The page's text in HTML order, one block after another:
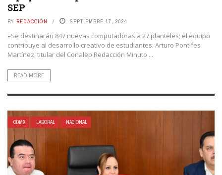
SEP
BY REDACCIÓN SEPTIEMBRE 17, 2024
=Se destinarán 847 nuevas computadoras a 27 planteles; el equipo
contribuye al desarrollo creativo de estudiantes: Arturo Pontifes
Martínez, titular del Conalep Redacción Minuto ...
READ MORE
CDMX LABORAL NACIONAL